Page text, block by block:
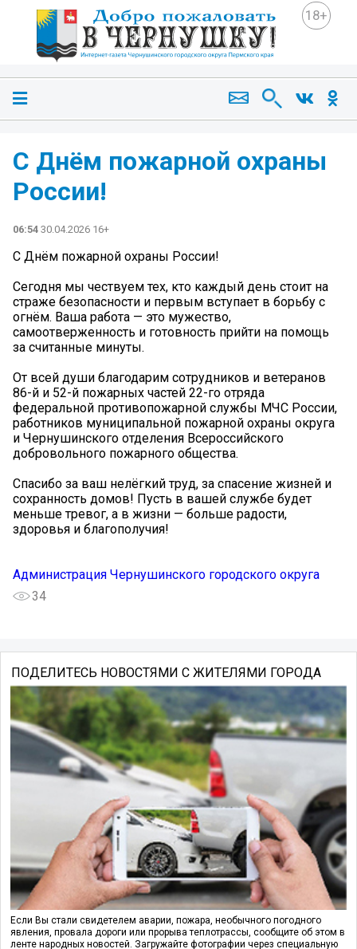
18+
С Днём пожарной охраны
России!
06:54 30.04.2026 16+
С Днём пожарной охраны России!
Сегодня мы чествуем тех, кто каждый день стоит на
страже безопасности и первым вступает в борьбу с
огнём. Ваша работа — это мужество,
самоотверженность и готовность прийти на помощь
за считанные минуты.
От всей души благодарим сотрудников и ветеранов
86-й и 52-й пожарных частей 22-го отряда
федеральной противопожарной службы МЧС России,
работников муниципальной пожарной охраны округа
и Чернушинского отделения Всероссийского
добровольного пожарного общества.
Спасибо за ваш нелёгкий труд, за спасение жизней и
сохранность домов! Пусть в вашей службе будет
меньше тревог, а в жизни — больше радости,
здоровья и благополучия!
Администрация Чернушинского городского округа
34
ПОДЕЛИТЕСЬ НОВОСТЯМИ С ЖИТЕЛЯМИ ГОРОДА
Если Вы стали свидетелем аварии, пожара, необычного погодного
явления, провала дороги или прорыва теплотрассы, сообщите об этом в
ленте народных новостей. Загружайте фотографии через специальную